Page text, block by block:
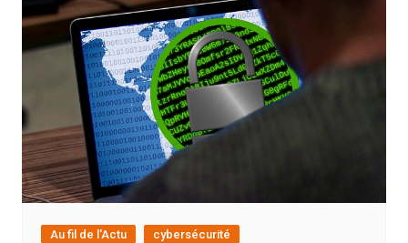
Au fil de l'Actu cybersécurité